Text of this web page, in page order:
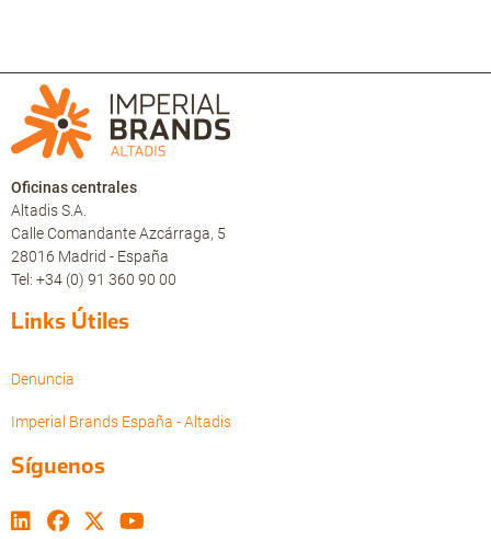
Oficinas centrales
Altadis S.A.
Calle Comandante Azcárraga, 5
28016 Madrid - España
Tel: +34 (0) 91 360 90 00
Links Útiles
Denuncia
Imperial Brands España - Altadis
Síguenos